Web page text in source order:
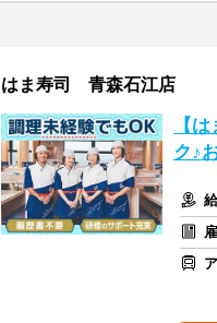
はま寿司 青森石江店
【
ク♪